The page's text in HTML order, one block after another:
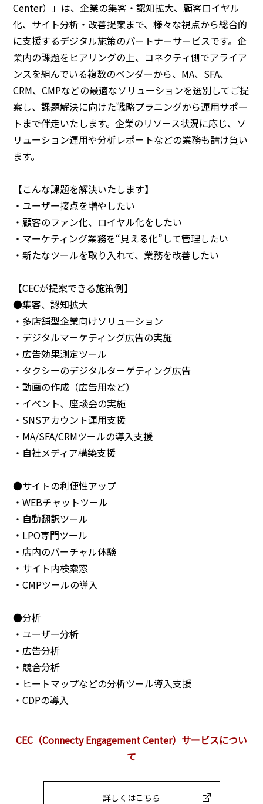
Center）」は、企業の集客・認知拡大、顧客ロイヤル
化、サイト分析・改善提案まで、様々な視点から総合的
に支援するデジタル施策のパートナーサービスです。企
業内の課題をヒアリングの上、コネクティ側でアライア
ンスを組んでいる複数のベンダーから、MA、SFA、
CRM、CMPなどの最適なソリューションを選別してご提
案し、課題解決に向けた戦略プラニングから運用サポー
トまで伴走いたします。企業のリソース状況に応じ、ソ
リューション運用や分析レポートなどの業務も請け負い
ます。
【こんな課題を解決いたします】
・ユーザー接点を増やしたい
・顧客のファン化、ロイヤル化をしたい
・マーケティング業務を“見える化”して管理したい
・新たなツールを取り入れて、業務を改善したい
【CECが提案できる施策例】
●集客、認知拡大
・多店舗型企業向けソリューション
・デジタルマーケティング広告の実施
・広告効果測定ツール
・タクシーのデジタルターゲティング広告
・動画の作成（広告用など）
・イベント、座談会の実施
・SNSアカウント運用支援
・MA/SFA/CRMツールの導入支援
・自社メディア構築支援
●サイトの利便性アップ
・WEBチャットツール
・自動翻訳ツール
・LPO専門ツール
・店内のバーチャル体験
・サイト内検索窓
・CMPツールの導入
●分析
・ユーザー分析
・広告分析
・競合分析
・ヒートマップなどの分析ツール導入支援
・CDPの導入
CEC（Connecty Engagement Center）サービスについ
て
詳しくはこちら